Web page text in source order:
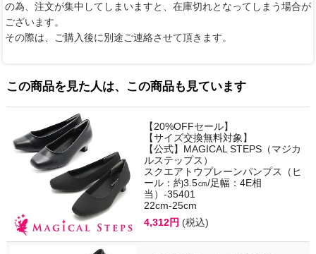
の為、注文が集中してしまいますと、在庫切れとなってしまう場合が
ございます。
その際は、ご購入後に別途ご連絡させて頂きます。
この商品を見た人は、この商品も見ています
【20%OFFセール】
【サイズ交換無料対象】
【公式】MAGICAL STEPS（マジカ
ルステップス）
スクエアトウプレーンパンプス（ヒ
ール：約3.5㎝/足幅：4E相
当）-35401
22cm-25cm
4,312円 (税込)